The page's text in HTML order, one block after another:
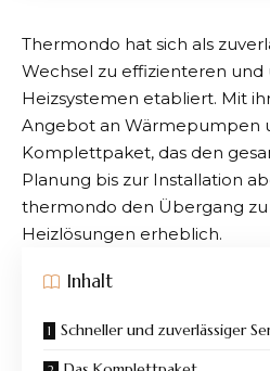
Thermondo hat sich als
Wechsel zu effizienteren
Heizsystemen etabliert. Mit
Angebot an Wärmepumpen
Komplettpaket, das den
Planung bis zur Installation
thermondo den Übergang
Heizlösungen erheblich.
Inhalt
Schneller und zuverlässiger